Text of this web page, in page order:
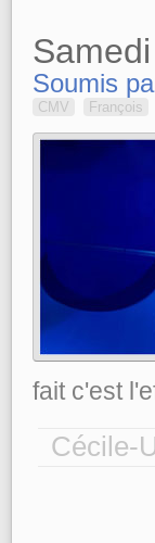
Soumis
CMV François
fait c'est
Cécile-